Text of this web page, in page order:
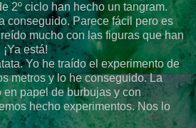
2º ciclo han hecho un tangram.
conseguido. Parece fácil pero es
mucho con las figuras que han
está!
Yo he traído el experimento de
metros y lo he conseguido. La
papel de burbujas y con
hecho experimentos. Nos lo